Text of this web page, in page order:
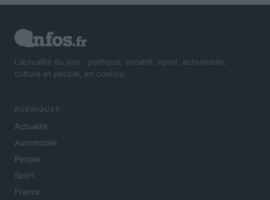
L'actualité du jour : politique, société, sport, automobile,
culture et people, en continu.
RUBRIQUES
Actualité
Automobile
People
Sport
France